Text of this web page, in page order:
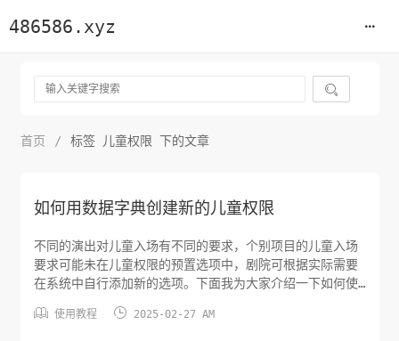
486586.xyz

首页 / 标签 儿童权限 下的文章
如何用数据字典创建新的儿童权限
不同的演出对儿童入场有不同的要求，个别项目的儿童入场
要求可能未在儿童权限的预置选项中，剧院可根据实际需要
在系统中自行添加新的选项。下面我为大家介绍一下如何使
大账号，在权限-系统管理-基础数据-数据字典页，类型选
 使用教程  2025-02-27 AM